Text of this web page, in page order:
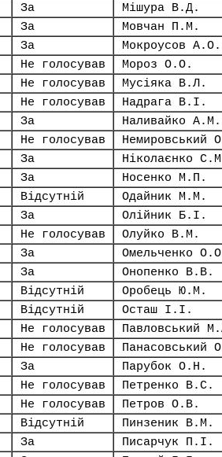
За Мішура В.Д.
За Мовчан П.М.
За Мокроусов А.О.
Не голосував Мороз О.О.
Не голосував Мусіяка В.Л.
Не голосував Надрага В.І.
За Наливайко А.М.
Не голосував Немировський
За Ніколаєнко
За Носенко М.П.
Відсутній Одайник М.М.
За Олійник Б.І.
Не голосував Олуйко В.М.
За Омельченко
За Онопенко В.В.
Відсутній Оробець Ю.М.
Відсутній Осташ І.І.
Не голосував Павловський
Не голосував Панасовський
За Парубок О.Н.
Не голосував Петренко В.С.
Не голосував Петров О.В.
Відсутній Пинзеник В.М.
За Писарчук П.І.